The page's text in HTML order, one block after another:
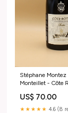
Stéphane Montez
Monteillet - Côte
US$ 70.00
★★★★★ 4.6 (8